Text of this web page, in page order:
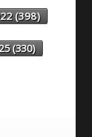
(398)
(330)